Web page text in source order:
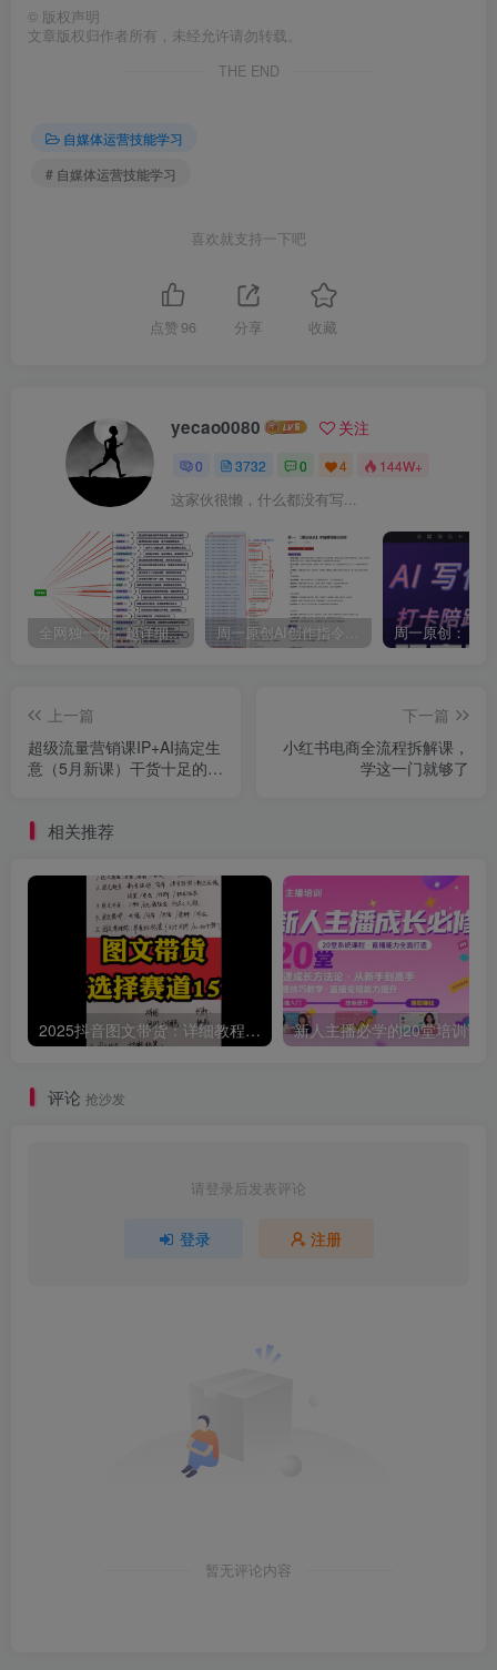
© 版权声明
文章版权归作者所有，未经允许请勿转载。
THE END
自媒体运营技能学习
# 自媒体运营技能学习
喜欢就支持一下吧
点赞 96 分享 收藏
yecao0080 关注
0 3732 0 4 144W+
这家伙很懒，什么都没有写...
全网独一份：超详细的40+个自媒体赛道领域解析手册，让你的内容创作不再局限！ 周一原创AI创作指令词：30+个领域赛道的创作提示词集合
上一篇
超级流量营销课IP+AI搞定生
意（5月新课）干货十足的流
下一篇
小红书电商全流程拆解课，
学这一门就够了
相关推荐
2025抖音图文带货：详细教程，账号装修定位，素材获取技巧，挂车变现方法…
评论 抢沙发
请登录后发表评论
登录 注册
暂无评论内容